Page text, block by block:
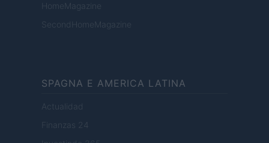
HomeMagazine
SecondHomeMagazine
SPAGNA E AMERICA LATINA
Actualidad
Finanzas 24